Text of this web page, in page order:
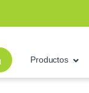
Productos